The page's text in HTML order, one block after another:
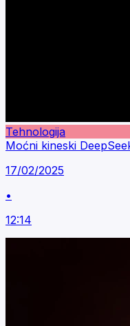
Tehnologija
Moćni kineski
17/02/2025
•
12:14